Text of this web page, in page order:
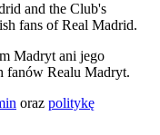
and the Club's
fans of Real Madrid.
Madryt ani jego
fanów Realu Madryt.
oraz politykę